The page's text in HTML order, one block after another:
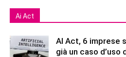
Ai Act
AI Act, 6 imprese
già un caso d’uso